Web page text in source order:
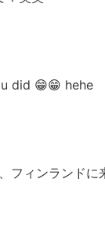
did 😁😁 hehe
フィンランド